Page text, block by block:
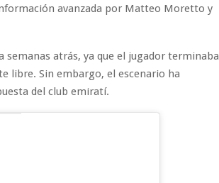
avanzada por Matteo Moretto y
semanas atrás, ya que el jugador terminaba
libre. Sin embargo, el escenario ha
del club emiratí.